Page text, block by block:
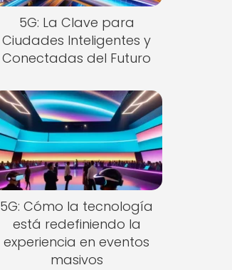
5G: La Clave para
Ciudades Inteligentes y
Conectadas del Futuro
5G: Cómo la tecnología
está redefiniendo la
experiencia en eventos
masivos